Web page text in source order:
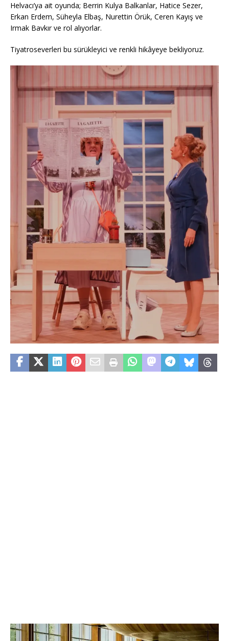
Helvacı’ya ait oyunda; Berrin Kulya Balkanlar, Hatice Sezer,
Erkan Erdem, Süheyla Elbaş, Nurettin Örük, Ceren Kayış ve
Irmak Bavkır ve rol alıyorlar.
Tiyatroseverleri bu sürükleyici ve renkli hikâyeye bekliyoruz.